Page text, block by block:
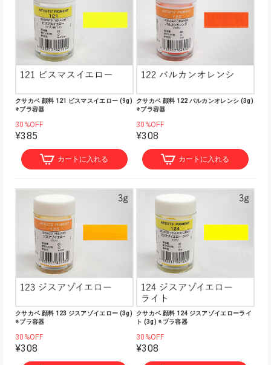
クサカベ 顔料 121 ビスマスイエロー (9g)
※プラ容器
30%OFF
¥385
カートに入れる
クサカベ 顔料 122 バルカンオレンシ (3g)
※プラ容器
30%OFF
¥308
カートに入れる
クサカベ 顔料 123 ジスアゾイエロー (3g)
※プラ容器
30%OFF
¥308
クサカベ 顔料 124 ジスアゾイエローライ
ト (3g) ※プラ容器
30%OFF
¥308